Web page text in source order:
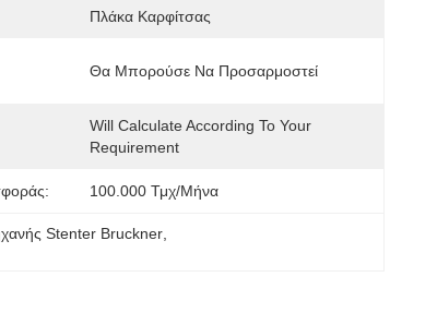
Πλάκα Καρφίτσας
Θα Μπορούσε Να Προσαρμοστεί
Will Calculate According To Your
Requirement
100.000 Τμχ/μήνα
Stenter Bruckner